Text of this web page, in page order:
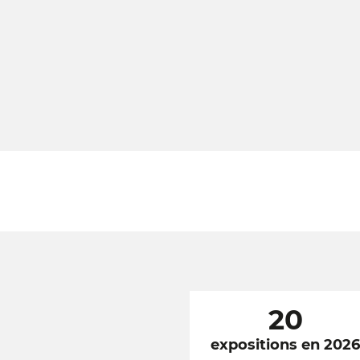
20
expositions en 2026